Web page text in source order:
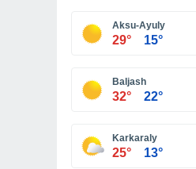
Aksu-Ayuly
29° 15°
Baljash
32° 22°
Karkaraly
25° 13°